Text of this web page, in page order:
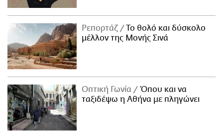
Ρεπορτάζ
Το θολό και δύσκολο
μέλλον της Μονής Σινά
Οπτική Γωνία
Όπου και να
ταξιδέψω η Αθήνα με πληγώνει